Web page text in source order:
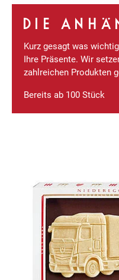
DIE
Kurz gesagt was
Ihre Präsente. Wir
zahlreichen Produkten
Bereits ab 100 Stück